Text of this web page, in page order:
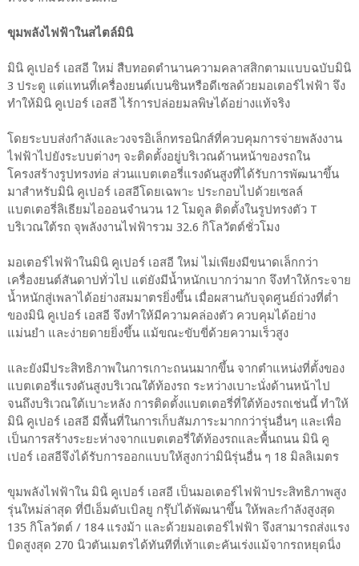
ขุมพลังไฟฟ้าในสไตล์มินิ
มินิ คูเปอร์ เอสอี ใหม่ สืบทอดตำนานความคลาสสิกตามแบบฉบับมินิ
3 ประตู แต่แทนที่เครื่องยนต์เบนซินหรือดีเซลด้วยมอเตอร์ไฟฟ้า จึง
ทำให้มินิ คูเปอร์ เอสอี ไร้การปล่อยมลพิษได้อย่างแท้จริง
โดยระบบส่งกำลังและวงจรอิเล็กทรอนิกส์ที่ควบคุมการจ่ายพลังงาน
ไฟฟ้าไปยังระบบต่างๆ จะติดตั้งอยู่บริเวณด้านหน้าของรถใน
โครงสร้างรูปทรงท่อ ส่วนแบตเตอรี่แรงดันสูงที่ได้รับการพัฒนาขึ้น
มาสำหรับมินิ คูเปอร์ เอสอีโดยเฉพาะ ประกอบไปด้วยเซลล์
แบตเตอรี่ลิเธียมไอออนจำนวน 12 โมดูล ติดตั้งในรูปทรงตัว T
บริเวณใต้รถ จุพลังงานไฟฟ้ารวม 32.6 กิโลวัตต์ชั่วโมง
มอเตอร์ไฟฟ้าในมินิ คูเปอร์ เอสอี ใหม่ ไม่เพียงมีขนาดเล็กกว่า
เครื่องยนต์สันดาปทั่วไป แต่ยังมีน้ำหนักเบากว่ามาก จึงทำให้กระจาย
น้ำหนักสู่เพลาได้อย่างสมมาตรยิ่งขึ้น เมื่อผสานกับจุดศูนย์ถ่วงที่ต่ำ
ของมินิ คูเปอร์ เอสอี จึงทำให้มีความคล่องตัว ควบคุมได้อย่าง
แม่นยำ และง่ายดายยิ่งขึ้น แม้ขณะขับขี่ด้วยความเร็วสูง
และยังมีประสิทธิภาพในการเกาะถนนมากขึ้น จากตำแหน่งที่ตั้งของ
แบตเตอรี่แรงดันสูงบริเวณใต้ท้องรถ ระหว่างเบาะนั่งด้านหน้าไป
จนถึงบริเวณใต้เบาะหลัง การติดตั้งแบตเตอรี่ที่ใต้ท้องรถเช่นนี้ ทำให้
มินิ คูเปอร์ เอสอี มีพื้นที่ในการเก็บสัมภาระมากกว่ารุ่นอื่นๆ และเพื่อ
เป็นการสร้างระยะห่างจากแบตเตอรี่ใต้ท้องรถและพื้นถนน มินิ คู
เปอร์ เอสอีจึงได้รับการออกแบบให้สูงกว่ามินิรุ่นอื่น ๆ 18 มิลลิเมตร
ขุมพลังไฟฟ้าใน มินิ คูเปอร์ เอสอี เป็นมอเตอร์ไฟฟ้าประสิทธิภาพสูง
รุ่นใหม่ล่าสุด ที่บีเอ็มดับเบิลยู กรุ๊ปได้พัฒนาขึ้น ให้พละกำลังสูงสุด
135 กิโลวัตต์ / 184 แรงม้า และด้วยมอเตอร์ไฟฟ้า จึงสามารถส่งแรง
บิดสูงสุด 270 นิวตันเมตรได้ทันทีที่เท้าแตะคันเร่งแม้จากรถหยุดนิ่ง